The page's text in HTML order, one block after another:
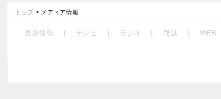
トップ > メディア情報
最新情報 | テレビ | ラジオ | 雑誌 | WEB